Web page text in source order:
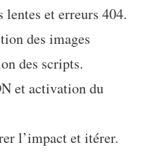
et erreurs 404.
des images
des scripts.
et activation du
l’impact et itérer.